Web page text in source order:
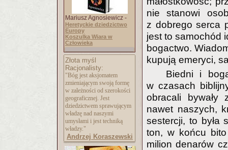
Mariusz Agnosiewicz -
Heretyckie dziedzictwo
Europy
Koszulka Wiara w
Człowieka
Złota myśl
Racjonalisty:
"Bóg jest aksjomatem
zmieniającym swoją formę
w zależności od szerokości
geograficznej. Jest
dziedzictwem sprawującym
władzę nad naszymi
umysłami i jest techniką
władzy."
Andrzej Koraszewski
nie stanowi
z dobrego serca
jest to samochód
bogactwo.
kupują emeryci,
Biedni i
w czasach
obracali bywały
nawet naszych,
sestercji, to była
ton, w końcu
milion denarów